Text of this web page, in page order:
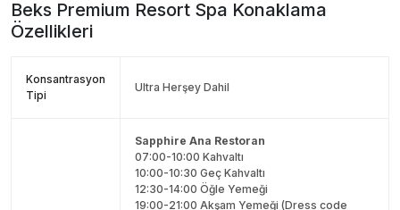
Beks Premium Resort Spa Konaklama
Özellikleri
Konsantrasyon
Tipi
Ultra Herşey Dahil
Sapphire Ana Restoran
07:00-10:00 Kahvaltı
10:00-10:30 Geç Kahvaltı
12:30-14:00 Öğle Yemeği
19:00-21:00 Akşam Yemeği (Dress code